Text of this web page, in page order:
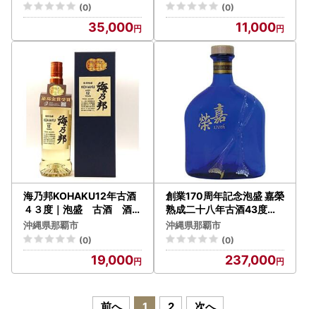
(0)
35,000
(0)
11,000
海乃邦KOHAKU12年古酒
４３度｜泡盛 古酒 酒
人気
沖縄県那覇市
(0)
19,000
創業170周年記念泡盛 嘉榮
熟成二十八年古酒43度（7
20ml）｜泡盛 瑞穂 人
気 酒
沖縄県那覇市
(0)
237,000